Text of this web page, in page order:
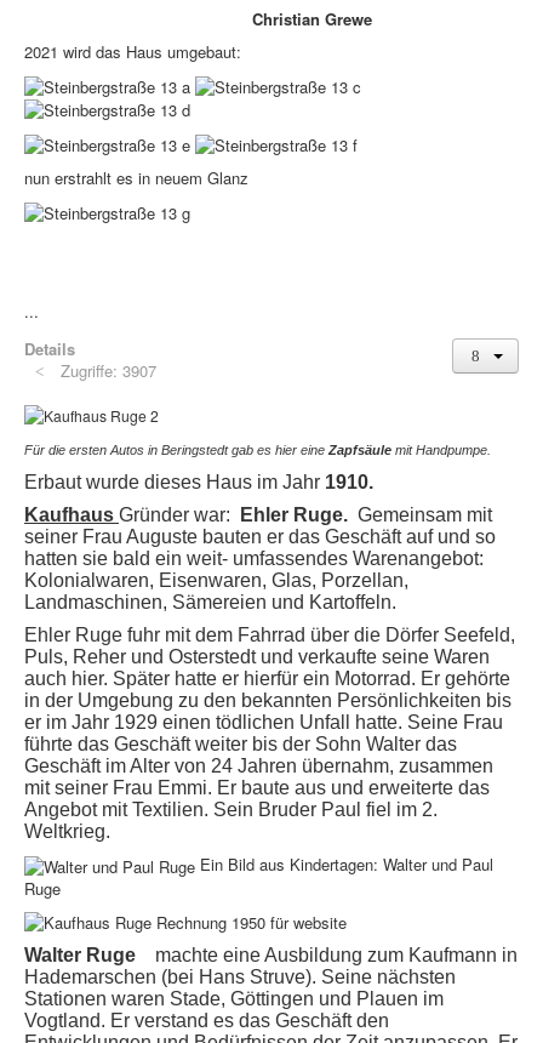
Christian Grewe
2021 wird das Haus umgebaut:
nun erstrahlt es in neuem Glanz
...
Details
Zugriffe: 3907
Für die ersten Autos in Beringstedt gab es hier eine Zapfsäule mit Handpumpe.
Erbaut wurde dieses Haus im Jahr 1910.
Kaufhaus Gründer war: Ehler Ruge. Gemeinsam mit
seiner Frau Auguste bauten er das Geschäft auf und so
hatten sie bald ein weit- umfassendes Warenangebot:
Kolonialwaren, Eisenwaren, Glas, Porzellan,
Landmaschinen, Sämereien und Kartoffeln.
Ehler Ruge fuhr mit dem Fahrrad über die Dörfer Seefeld,
Puls, Reher und Osterstedt und verkaufte seine Waren
auch hier. Später hatte er hierfür ein Motorrad. Er gehörte
in der Umgebung zu den bekannten Persönlichkeiten bis
er im Jahr 1929 einen tödlichen Unfall hatte. Seine Frau
führte das Geschäft weiter bis der Sohn Walter das
Geschäft im Alter von 24 Jahren übernahm, zusammen
mit seiner Frau Emmi. Er baute aus und erweiterte das
Angebot mit Textilien. Sein Bruder Paul fiel im 2.
Weltkrieg.
Ein Bild aus Kindertagen: Walter und Paul
Ruge
Walter Ruge machte eine Ausbildung zum Kaufmann in
Hademarschen (bei Hans Struve). Seine nächsten
Stationen waren Stade, Göttingen und Plauen im
Vogtland. Er verstand es das Geschäft den